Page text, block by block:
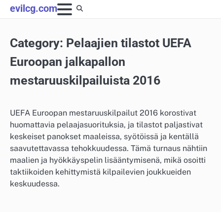
Skip
to
evilcg.com
Category: Pelaajien tilastot UEFA
Euroopan jalkapallon
mestaruuskilpailuista 2016
UEFA Euroopan mestaruuskilpailut 2016 korostivat
huomattavia pelaajasuorituksia, ja tilastot paljastivat
keskeiset panokset maaleissa, syötöissä ja kentällä
saavutettavassa tehokkuudessa. Tämä turnaus nähtiin
maalien ja hyökkäyspelin lisääntymisenä, mikä osoitti
taktiikoiden kehittymistä kilpailevien joukkueiden
keskuudessa.